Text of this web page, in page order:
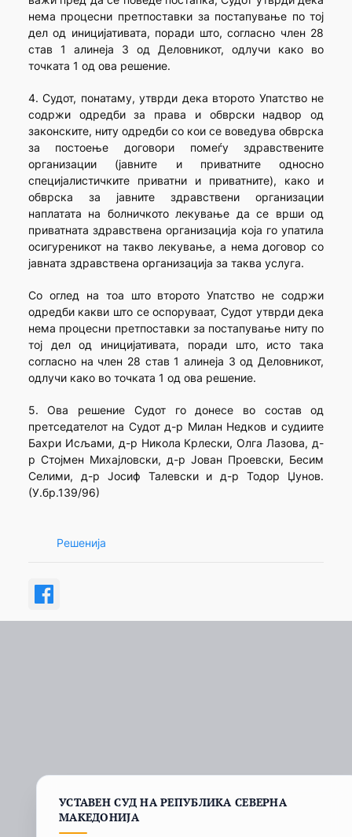
нема процесни претпоставки за постапување по тој
дел од иницијативата, поради што, согласно член 28
став 1 алинеја 3 од Деловникот, одлучи како во
точката 1 од ова решение.
4. Судот, понатаму, утврди дека второто Упатство не
содржи одредби за права и обврски надвор од
законските, ниту одредби со кои се воведува обврска
за постоење договори помеѓу здравствените
организации (јавните и приватните односно
специјалистичките приватни и приватните), како и
обврска за јавните здравствени организации
наплатата на болничкото лекување да се врши од
приватната здравствена организација која го упатила
осигуреникот на такво лекување, а нема договор со
јавната здравствена организација за таква услуга.
Со оглед на тоа што второто Упатство не содржи
одредби какви што се оспоруваат, Судот утврди дека
нема процесни претпоставки за постапување ниту по
тој дел од иницијативата, поради што, исто така
согласно на член 28 став 1 алинеја 3 од Деловникот,
одлучи како во точката 1 од ова решение.
5. Ова решение Судот го донесе во состав од
претседателот на Судот д-р Милан Недков и судиите
Бахри Исљами, д-р Никола Крлески, Олга Лазова, д-
р Стојмен Михајловски, д-р Јован Проевски, Бесим
Селими, д-р Јосиф Талевски и д-р Тодор Џунов.
(У.бр.139/96)
Решенија
УСТАВЕН СУД НА РЕПУБЛИКА СЕВЕРНА
МАКЕДОНИЈА